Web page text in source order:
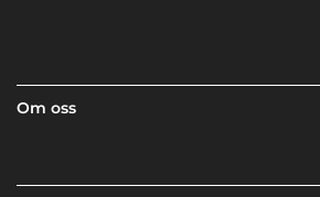
Om oss